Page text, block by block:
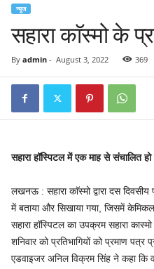
न्यूज
सहारा काॅस्मो के
By admin- August 3, 2022 369
सहारा हॉस्पिटल में एक माह से संचालित हो
लखनऊ : सहारा काॅस्मो द्वारा दस
में बताया और सिखाया गया, जिसमें
सहारा हॉस्पिटल का उपक्रम सहारा
शनिवार को प्रतिभागियों को प्रमाण
एडवाइजर अनिल विक्रम सिंह ने कहा कि